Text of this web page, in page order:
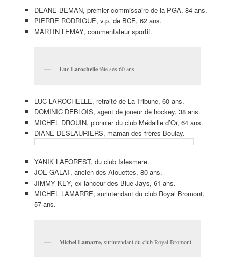
DEANE BEMAN, premier commissaire de la PGA, 84 ans.
PIERRE RODRIGUE, v.p. de BCE, 62 ans.
MARTIN LEMAY, commentateur sportif.
Luc Larochellefête ses 60 ans.
LUC LAROCHELLE, retraité de La Tribune, 60 ans.
DOMINIC DEBLOIS, agent de joueur de hockey, 38 ans.
MICHEL DROUIN, pionnier du club Médaille d’Or, 64 ans.
DIANE DESLAURIERS, maman des frères Boulay.
YANIK LAFOREST, du club Islesmere.
JOE GALAT, ancien des Alouettes, 80 ans.
JIMMY KEY, ex-lanceur des Blue Jays, 61 ans.
MICHEL LAMARRE, surintendant du club Royal Bromont,
57 ans.
Michel Lamarre,surintendant du club Royal Bromont.